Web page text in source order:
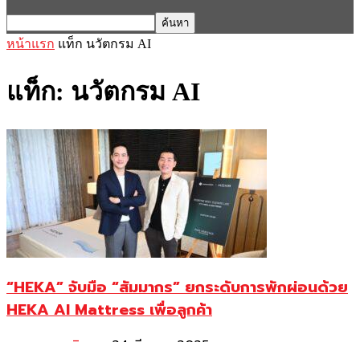
หน้าแรก แท็ก นวัตกรม AI
แท็ก: นวัตกรม AI
“HEKA” จับมือ “สัมมากร” ยกระดับการพักผ่อนด้วย
HEKA AI Mattress เพื่อลูกค้า